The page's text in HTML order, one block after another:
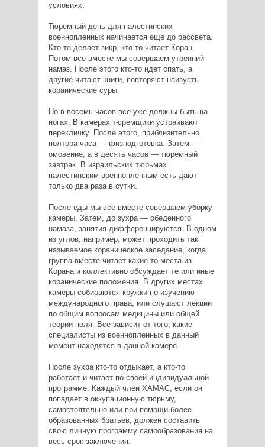
условиях.
Тюремный день для палестинских
военнопленных начинается еще до рассвета.
Кто-то делает зикр, кто-то читает Коран.
Потом все вместе мы совершаем утренний
намаз. После этого кто-то идет спать, а
другие читают книги, повторяют наизусть
коранические суры.
Но в восемь часов все уже должны быть на
ногах. В камерах тюремщики устраивают
перекличку. После этого, приблизительно
полтора часа — физподготовка. Затем —
омовение, а в десять часов — тюремный
завтрак. В израильских тюрьмах
палестинским военнопленным есть дают
только два раза в сутки.
После еды мы все вместе совершаем уборку
камеры. Затем, до зухра — обеденного
намаза, занятия дифференцируются. В одном
из углов, например, может проходить так
называемое кораническое заседание, когда
группа вместе читает какие-то места из
Корана и коллективно обсуждает те или иные
коранические положения. В других местах
камеры собираются кружки по изучению
международного права, или слушают лекции
по общим вопросам медицины или общей
теории поля. Все зависит от того, какие
специалисты из военнопленных в данный
момент находятся в данной камере.
После зухра кто-то отдыхает, а кто-то
работает и читает по своей индивидуальной
программе. Каждый член ХАМАС, если он
попадает в оккупационную тюрьму,
самостоятельно или при помощи более
образованных братьев, должен составить
свою личную программу самообразования на
весь срок заключения.